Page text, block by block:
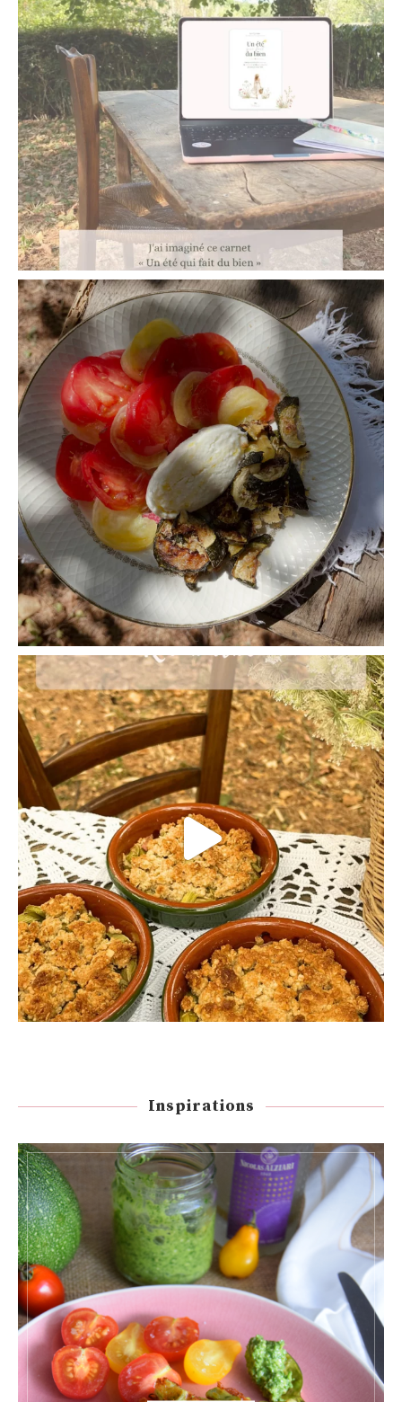
Inspirations